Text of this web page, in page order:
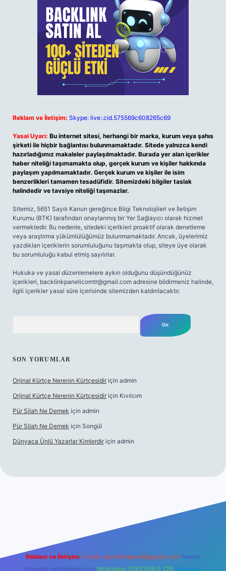
Reklam ve İletişim: Skype: live:.cid.575569c608265c69
Yasal Uyarı: Bu internet sitesi, herhangi bir marka, kurum veya şahıs
şirketi ile hiçbir bağlantısı bulunmamaktadır. Sitede yalnızca kendi
hazırladığımız makaleler paylaşılmaktadır. Burada yer alan içerikler
haber niteliği taşımamakta olup, gerçek kurum ve kişiler hakkında
paylaşım yapılmamaktadır. Gerçek kurum ve kişiler ile isim
benzerlikleri tamamen tesadüfidir. Sitemizdeki bilgiler taslak
halindedir ve tavsiye niteliği taşımazlar.
Sitemiz, 5651 Sayılı Kanun gereğince Bilgi Teknolojileri ve İletişim
Kurumu (BTK) tarafından onaylanmış bir Yer Sağlayıcı olarak hizmet
vermektedir. Bu nedenle, sitedeki içerikleri proaktif olarak denetleme
veya araştırma yükümlülüğümüz bulunmamaktadır. Ancak, üyelerimiz
yazdıkları içeriklerin sorumluluğunu taşımakta olup, siteye üye olarak
bu sorumluluğu kabul etmiş sayılırlar.
Hukuka ve yasal düzenlemelere aykırı olduğunu düşündüğünüz
içerikleri, backlinkpanelicomtr@gmail.com adresine bildirmeniz halinde,
ilgili içerikler yasal süre içerisinde sitemizden kaldırılacaktır.
SON YORUMLAR
Orjinal Kürtçe Nerenin Kürtçesidir için admin
Orjinal Kürtçe Nerenin Kürtçesidir için Kıvılcım
Pür Silah Ne Demek için admin
Pür Silah Ne Demek için Songül
Dünyaca Ünlü Yazarlar Kimlerdir için admin
Reklam ve İletişim: E-mail: backlinkpaneli@gmail.com Teams:
forumhizmeti@gmail.com Whatsapp: 0262 606 0 726 Telegram: